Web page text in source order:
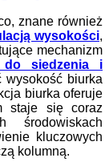
znane również
wysokości,
mechanizm
do siedzenia i
wysokość biurka
biurka oferuje
staje się coraz
środowiskach
kluczowych
kolumną.